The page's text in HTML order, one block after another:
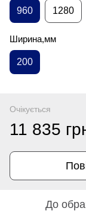
960 1280
Ширина,мм
200
Очікується
11 835
До